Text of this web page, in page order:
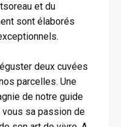
et du
sont élaborés
deux cuvées
parcelles. Une
de notre guide
sa passion de